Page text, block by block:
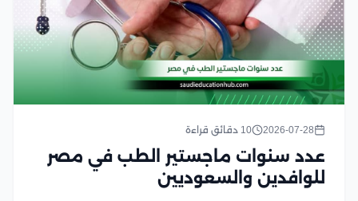
2026-07-28 10 دقائق قراءة
عدد سنوات ماجستير الطب في مصر
للوافدين والسعوديين